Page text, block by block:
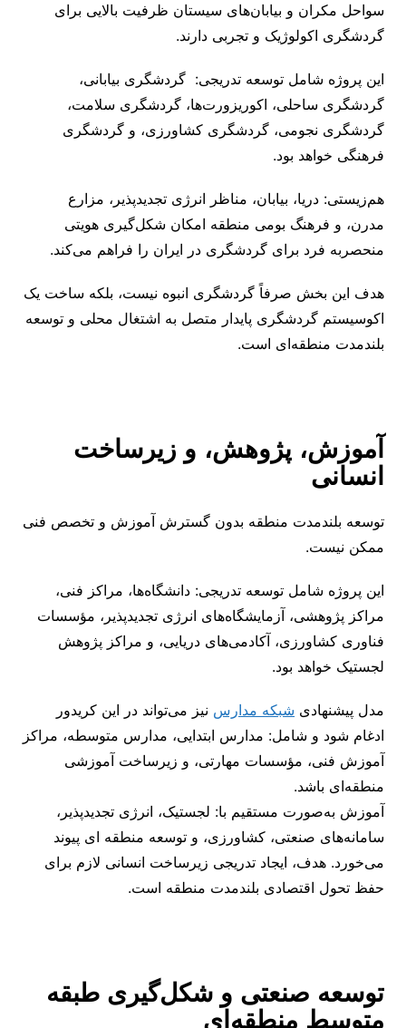
سواحل مکران و بیابان‌های سیستان ظرفیت بالایی برای
گردشگری اکولوژیک و تجربی دارند.
این پروژه شامل توسعه تدریجی: گردشگری بیابانی،
گردشگری ساحلی، اکوریزورت‌ها، گردشگری سلامت،
گردشگری نجومی، گردشگری کشاورزی، و گردشگری
فرهنگی خواهد بود.
هم‌زیستی: دریا، بیابان، مناظر انرژی تجدیدپذیر، مزارع
مدرن، و فرهنگ بومی منطقه امکان شکل‌گیری هویتی
منحصربه ‌فرد برای گردشگری در ایران را فراهم می‌کند.
هدف این بخش صرفاً گردشگری انبوه نیست، بلکه ساخت یک
اکوسیستم گردشگری پایدار متصل به اشتغال محلی و توسعه
بلندمدت منطقه‌ای است.
آموزش، پژوهش، و زیرساخت
انسانی
توسعه بلندمدت منطقه بدون گسترش آموزش و تخصص فنی
ممکن نیست.
این پروژه شامل توسعه تدریجی: دانشگاه‌ها، مراکز فنی،
مراکز پژوهشی، آزمایشگاه‌های انرژی تجدیدپذیر، مؤسسات
فناوری کشاورزی، آکادمی‌های دریایی، و مراکز پژوهش
لجستیک خواهد بود.
مدل پیشنهادی شبکه مدارس نیز می‌تواند در این کریدور
ادغام شود و شامل: مدارس ابتدایی، مدارس متوسطه، مراکز
آموزش فنی، مؤسسات مهارتی، و زیرساخت آموزشی
منطقه‌ای باشد.
آموزش به‌صورت مستقیم با: لجستیک، انرژی تجدیدپذیر،
سامانه‌های صنعتی، کشاورزی، و توسعه منطقه ‌ای پیوند
می‌خورد. هدف، ایجاد تدریجی زیرساخت انسانی لازم برای
حفظ تحول اقتصادی بلندمدت منطقه است.
توسعه صنعتی و شکل‌گیری طبقه
متوسط منطقه‌ای